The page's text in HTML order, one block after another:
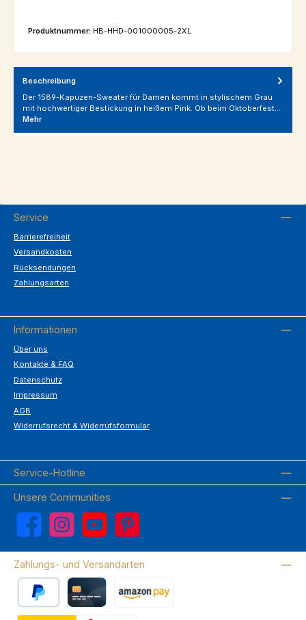
Produktnummer: HB-HHD-001000005-2XL
Beschreibung
Der 1589-Kapuzen-Sweater für Damen kommt in stylischem Grau
mit hochwertiger Bestickung in heißem Pink. Ob beim Oktoberfest…
Mehr
Service
Barrierefreiheit
Versandkosten
Rücksendungen
Zahlungsarten
Informationen
Über uns
Kontakte & FAQ
Datenschutz
Impressum
AGB
Widerrufsrecht & Widerrufsformular
Service-Hotline
Unsere Communities
Facebook Instagram YouTube Pinterest
Zahlungs- und Versandarten